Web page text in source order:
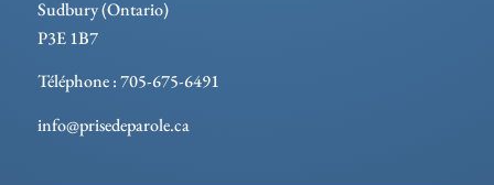
Sudbury (Ontario)
P3E 1B7
Téléphone : 705-675-6491
info@prisedeparole.ca